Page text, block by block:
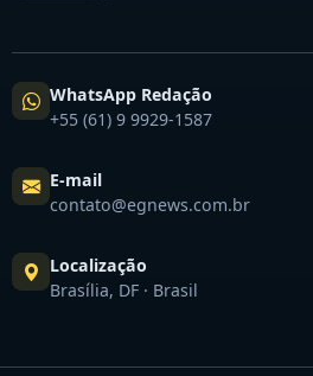
WhatsApp Redação
+55 (61) 9 9929-1587
E-mail
contato@egnews.com.br
Localização
Brasília, DF · Brasil